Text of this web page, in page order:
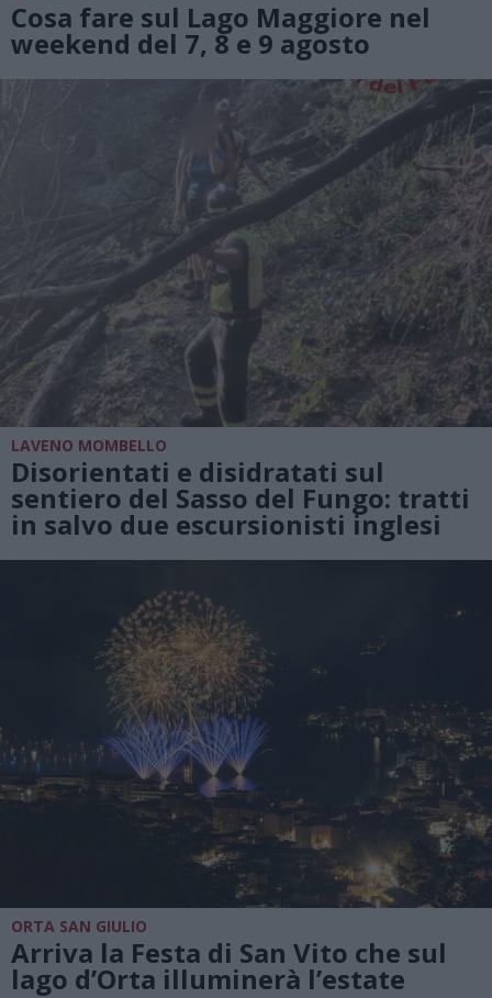
Cosa fare sul Lago Maggiore nel
weekend del 7, 8 e 9 agosto
LAVENO MOMBELLO
Disorientati e disidratati sul
sentiero del Sasso del Fungo: tratti
in salvo due escursionisti inglesi
ORTA SAN GIULIO
Arriva la Festa di San Vito che sul
lago d’Orta illuminerà l’estate